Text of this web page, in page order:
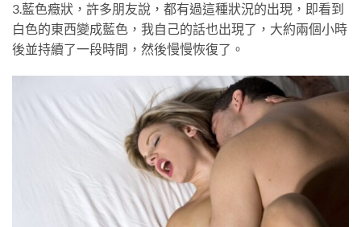
3.藍色癥狀，許多朋友說，都有過這種狀況的出現，即看到
白色的東西變成藍色，我自己的話也出現了，大約兩個小時
後並持續了一段時間，然後慢慢恢復了。